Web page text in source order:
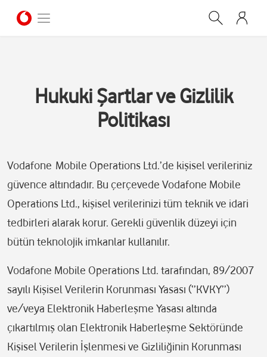
Hukuki Şartlar ve Gizlilik
Politikası
Vodafone Mobile Operations Ltd.’de kişisel verileriniz
güvence altındadır. Bu çerçevede Vodafone Mobile
Operations Ltd., kişisel verilerinizi tüm teknik ve idari
tedbirleri alarak korur. Gerekli güvenlik düzeyi için
bütün teknolojik imkanlar kullanılır.
Vodafone Mobile Operations Ltd. tarafından, 89/2007
sayılı Kişisel Verilerin Korunması Yasası (‘’KVKY’’)
ve/veya Elektronik Haberleşme Yasası altında
çıkartılmış olan Elektronik Haberleşme Sektöründe
Kişisel Verilerin İşlenmesi ve Gizliliğinin Korunması